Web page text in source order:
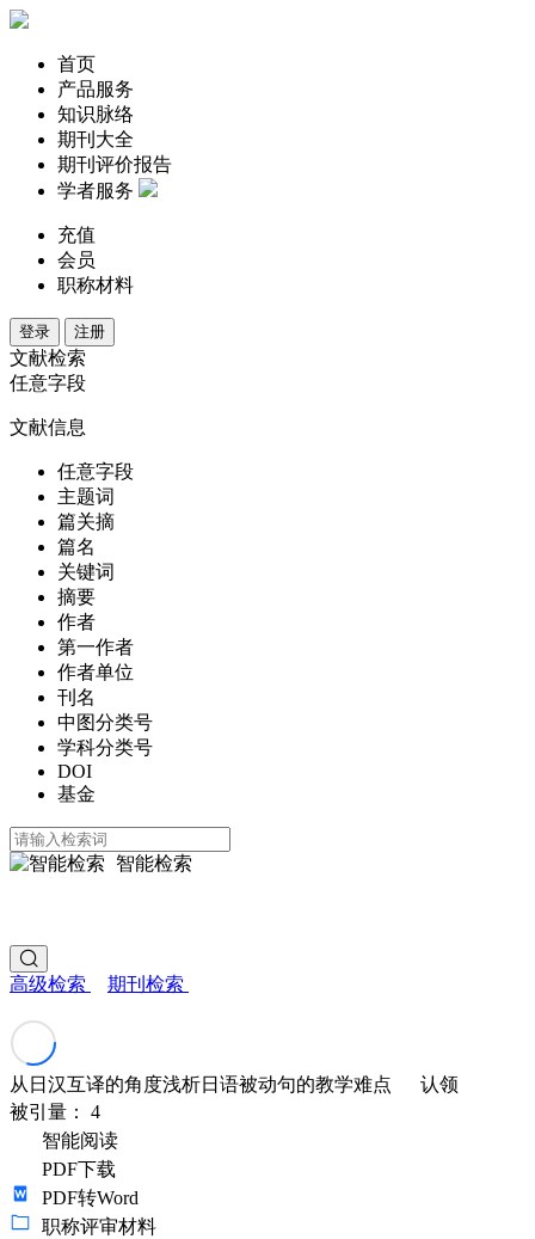
首页
产品服务
知识脉络
期刊大全
期刊评价报告
学者服务
充值
会员
职称材料
登录 注册
文献检索
任意字段
文献信息
任意字段
主题词
篇关摘
篇名
关键词
摘要
作者
第一作者
作者单位
刊名
中图分类号
学科分类号
DOI
基金
智能检索
高级检索 期刊检索
从日汉互译的角度浅析日语被动句的教学难点
认领
被引量： 4
智能阅读
PDF下载
PDF转Word
职称评审材料